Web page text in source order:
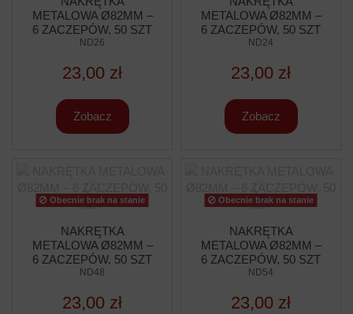
METALOWA Ø82MM –
6 ZACZEPÓW, 50 SZT
ND26
23,00 zł
Zobacz
METALOWA Ø82MM –
6 ZACZEPÓW, 50 SZT
ND24
23,00 zł
Zobacz
Obecnie brak na stanie
NAKRĘTKA
METALOWA Ø82MM –
6 ZACZEPÓW, 50 SZT
ND48
23,00 zł
Obecnie brak na stanie
NAKRĘTKA
METALOWA Ø82MM –
6 ZACZEPÓW, 50 SZT
ND54
23,00 zł